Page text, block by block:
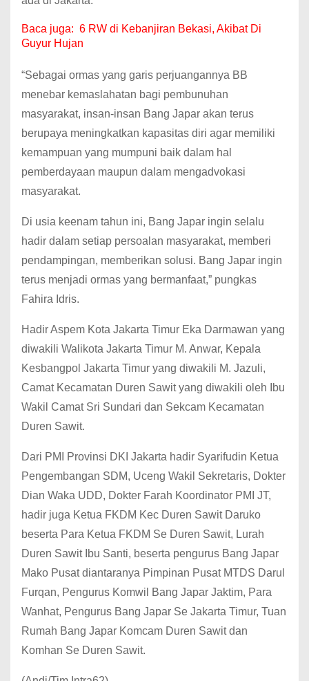
Baca juga: 6 RW di Kebanjiran Bekasi, Akibat Di
Guyur Hujan
“Sebagai ormas yang garis perjuangannya BB
menebar kemaslahatan bagi pembunuhan
masyarakat, insan-insan Bang Japar akan terus
berupaya meningkatkan kapasitas diri agar memiliki
kemampuan yang mumpuni baik dalam hal
pemberdayaan maupun dalam mengadvokasi
masyarakat.
Di usia keenam tahun ini, Bang Japar ingin selalu
hadir dalam setiap persoalan masyarakat, memberi
pendampingan, memberikan solusi. Bang Japar ingin
terus menjadi ormas yang bermanfaat,” pungkas
Fahira Idris.
Hadir Aspem Kota Jakarta Timur Eka Darmawan yang
diwakili Walikota Jakarta Timur M. Anwar, Kepala
Kesbangpol Jakarta Timur yang diwakili M. Jazuli,
Camat Kecamatan Duren Sawit yang diwakili oleh Ibu
Wakil Camat Sri Sundari dan Sekcam Kecamatan
Duren Sawit.
Dari PMI Provinsi DKI Jakarta hadir Syarifudin Ketua
Pengembangan SDM, Uceng Wakil Sekretaris, Dokter
Dian Waka UDD, Dokter Farah Koordinator PMI JT,
hadir juga Ketua FKDM Kec Duren Sawit Daruko
beserta Para Ketua FKDM Se Duren Sawit, Lurah
Duren Sawit Ibu Santi, beserta pengurus Bang Japar
Mako Pusat diantaranya Pimpinan Pusat MTDS Darul
Furqan, Pengurus Komwil Bang Japar Jaktim, Para
Wanhat, Pengurus Bang Japar Se Jakarta Timur, Tuan
Rumah Bang Japar Komcam Duren Sawit dan
Komhan Se Duren Sawit.